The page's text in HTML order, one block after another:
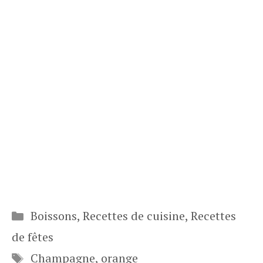
Catégories
Boissons, Recettes de cuisine, Recettes
de fêtes
Étiquettes
Champagne, orange